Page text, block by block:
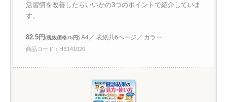
活習慣を改善したらいいかの3つのポイントで紹介していま
す。
82.5円(税抜価格75円) A4／ 表紙共6ページ／ カラー
商品コード：HE141020